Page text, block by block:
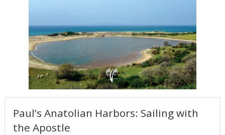
Paul’s Anatolian Harbors: Sailing with
the Apostle